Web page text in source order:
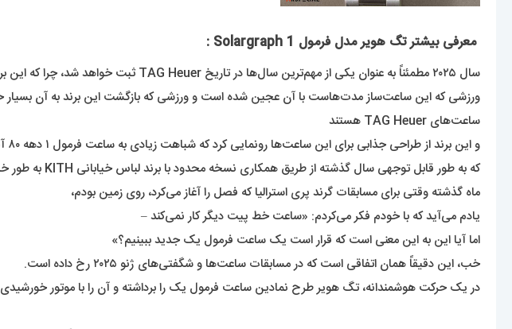
معرفی بیشتر تگ هویر مدل فرمول 1 Solargraph :
سال ۲۰۲۵ مطمئناً به عنوان یکی از مهم‌ترین سال‌ها در تاریخ TAG Heuer ثبت خواهد شد، چرا که این برند نقش خود را به عنوان زمان‌سنج رسمی فرمول ۱ از سر گرفته است –
ساعت‌های TAG Heuer هستند
و این برند از طراحی جذابی برای این ساعت‌ها رونمایی کرد که شباهت زیادی به ساعت فرمول ۱ دهه ۸۰ آنها دارد –
که به طور قابل توجهی سال گذشته از طریق همکاری نسخه محدود با برند لباس خیابانی KITH به طور خلاصه و با شور و شوق زیادی احیا شد.
ماه گذشته وقتی برای مسابقات گرند پری استرالیا که فصل را آغاز می‌کرد، روی زمین بودم،
یادم می‌آید که با خودم فکر می‌کردم: «ساعت خط پیت دیگر کار نمی‌کند –
اما آیا این به این معنی است که قرار است یک ساعت فرمول یک جدید ببینیم؟»
خب، این دقیقاً همان اتفاقی است که در مسابقات ساعت‌ها و شگفتی‌های ژنو ۲۰۲۵ رخ داده است.
در یک حرکت هوشمندانه، تگ هویر طرح نمادین ساعت فرمول یک را برداشته و آن را با موتور خورشیدی Solargraph خود مزین کرده و این ساعت کلاسیک و قدیمی را به قرن بیست و یکم آورده است.